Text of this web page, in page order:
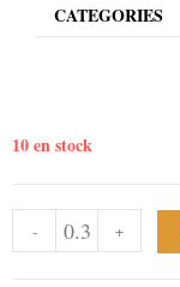
CATEGORIES
10 en stock
- +